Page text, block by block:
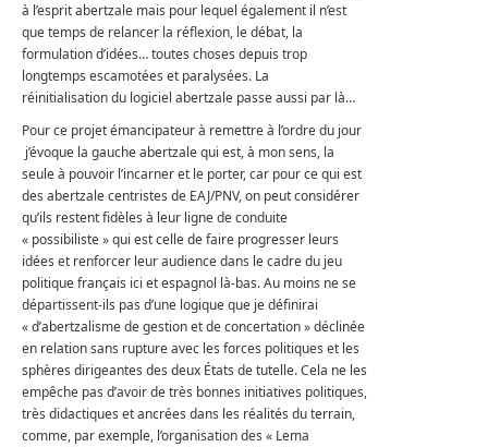
à l’esprit abertzale mais pour lequel également il n’est
que temps de relancer la réflexion, le débat, la
formulation d’idées… toutes choses depuis trop
longtemps escamotées et paralysées. La
réinitialisation du logiciel abertzale passe aussi par là…
Pour ce projet émancipateur à remettre à l’ordre du jour
j’évoque la gauche abertzale qui est, à mon sens, la
seule à pouvoir l’incarner et le porter, car pour ce qui est
des abertzale centristes de EAJ/PNV, on peut considérer
qu’ils restent fidèles à leur ligne de conduite
« possibiliste » qui est celle de faire progresser leurs
idées et renforcer leur audience dans le cadre du jeu
politique français ici et espagnol là-bas. Au moins ne se
départissent-ils pas d’une logique que je définirai
« d’abertzalisme de gestion et de concertation » déclinée
en relation sans rupture avec les forces politiques et les
sphères dirigeantes des deux États de tutelle. Cela ne les
empêche pas d’avoir de très bonnes initiatives politiques,
très didactiques et ancrées dans les réalités du terrain,
comme, par exemple, l’organisation des « Lema